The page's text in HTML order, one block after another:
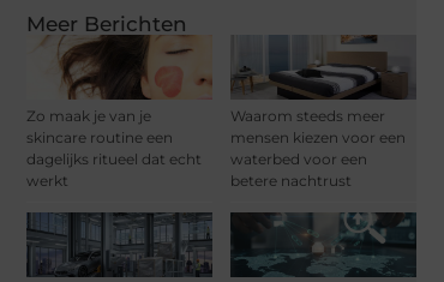
Meer Berichten
Zo maak je van je
skincare routine een
dagelijks ritueel dat echt
werkt
Waarom steeds meer
mensen kiezen voor een
waterbed voor een
betere nachtrust